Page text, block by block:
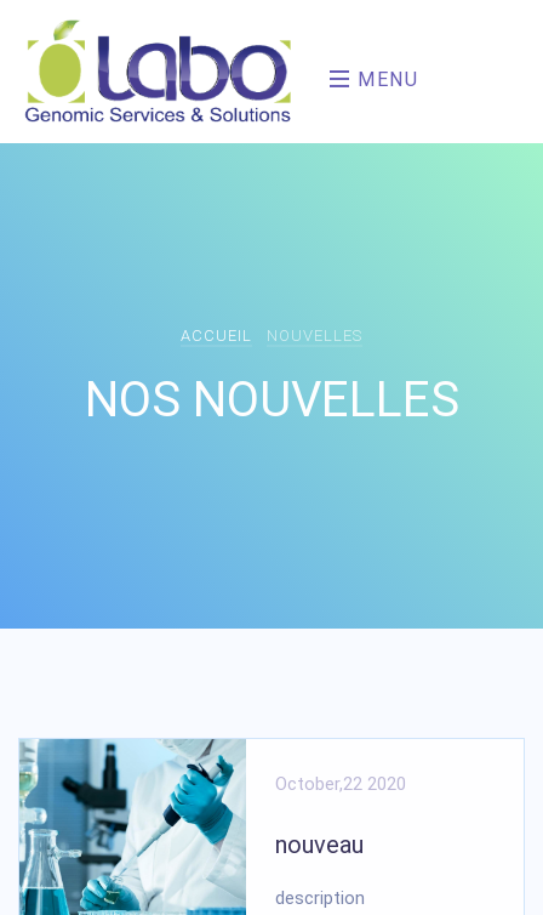
MENU
ACCUEIL NOUVELLES
NOS NOUVELLES
October,22 2020
nouveau
description